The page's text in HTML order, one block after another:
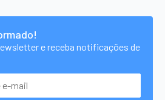
e receba notificações de